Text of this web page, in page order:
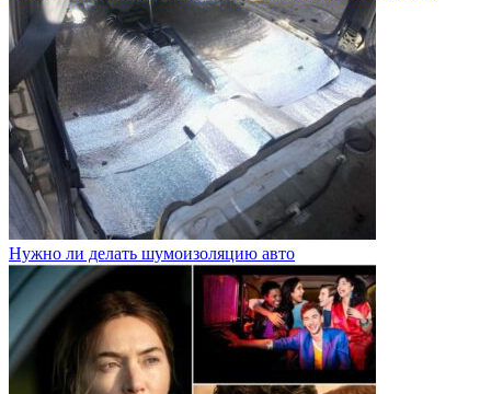
Нужно ли делать шумоизоляцию авто